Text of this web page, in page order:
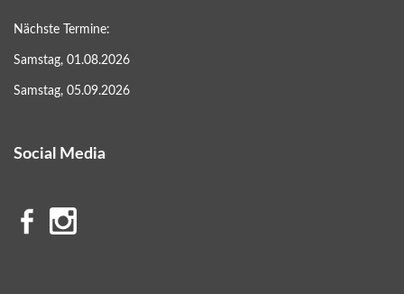
Nächste Termine:
Samstag, 01.08.2026
Samstag, 05.09.2026
Social Media